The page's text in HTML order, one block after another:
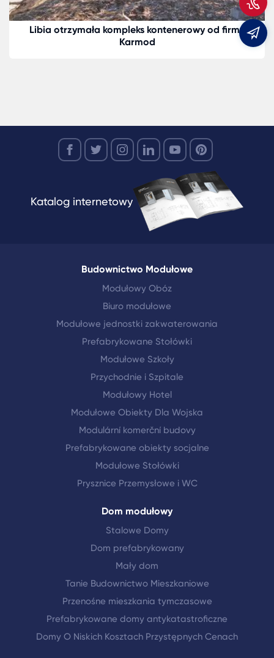
Libia otrzymała kompleks kontenerowy od firmy
Karmod
Katalog internetowy
Budownictwo Modułowe
Modułowy Obóz
Biuro modułowe
Modułowe jednostki zakwaterowania
Prefabrykowane Stołówki
Modułowe Szkoły
Przychodnie i Szpitale
Modułowy Hotel
Modułowe Obiekty Dla Wojska
Modulární komerční budovy
Prefabrykowane obiekty socjalne
Modułowe Stołówki
Prysznice Przemysłowe i WC
Dom modułowy
Stalowe Domy
Dom prefabrykowany
Mały dom
Tanie Budownictwo Mieszkaniowe
Przenośne mieszkania tymczasowe
Prefabrykowane domy antykatastroficzne
Domy O Niskich Kosztach Przystępnych Cenach